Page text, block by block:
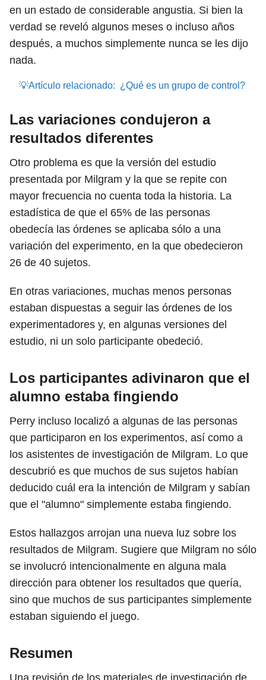
en un estado de considerable angustia. Si bien la
verdad se reveló algunos meses o incluso años
después, a muchos simplemente nunca se les dijo
nada.
💡Artículo relacionado: ¿Qué es un grupo de control?
Las variaciones condujeron a
resultados diferentes
Otro problema es que la versión del estudio
presentada por Milgram y la que se repite con
mayor frecuencia no cuenta toda la historia. La
estadística de que el 65% de las personas
obedecía las órdenes se aplicaba sólo a una
variación del experimento, en la que obedecieron
26 de 40 sujetos.
En otras variaciones, muchas menos personas
estaban dispuestas a seguir las órdenes de los
experimentadores y, en algunas versiones del
estudio, ni un solo participante obedeció.
Los participantes adivinaron que el
alumno estaba fingiendo
Perry incluso localizó a algunas de las personas
que participaron en los experimentos, así como a
los asistentes de investigación de Milgram. Lo que
descubrió es que muchos de sus sujetos habían
deducido cuál era la intención de Milgram y sabían
que el "alumno" simplemente estaba fingiendo.
Estos hallazgos arrojan una nueva luz sobre los
resultados de Milgram. Sugiere que Milgram no sólo
se involucró intencionalmente en alguna mala
dirección para obtener los resultados que quería,
sino que muchos de sus participantes simplemente
estaban siguiendo el juego.
Resumen
Una revisión de los materiales de investigación de